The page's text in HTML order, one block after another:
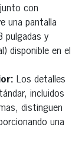
con
una pantalla
pulgadas y
disponible en el
Los detalles
incluidos
distinguen
una